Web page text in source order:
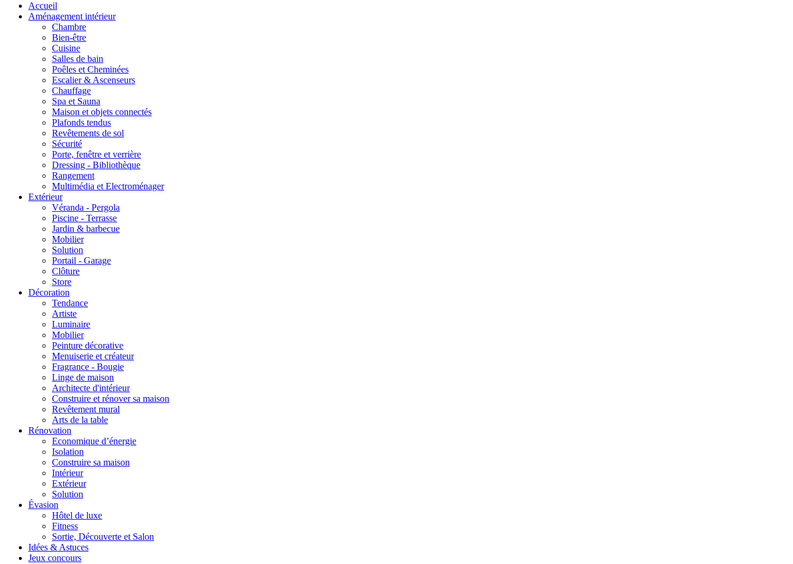
Accueil
Aménagement intérieur
Chambre
Bien-être
Cuisine
Salles de bain
Poêles et Cheminées
Escalier & Ascenseurs
Chauffage
Spa et Sauna
Maison et objets connectés
Plafonds tendus
Revêtements de sol
Sécurité
Porte, fenêtre et verrière
Dressing - Bibliothèque
Rangement
Multimédia et Electroménager
Extérieur
Véranda - Pergola
Piscine - Terrasse
Jardin & barbecue
Mobilier
Solution
Portail - Garage
Clôture
Store
Décoration
Tendance
Artiste
Luminaire
Mobilier
Peinture décorative
Menuiserie et créateur
Fragrance - Bougie
Linge de maison
Architecte d'intérieur
Construire et rénover sa maison
Revêtement mural
Arts de la table
Rénovation
Economique d’énergie
Isolation
Construire sa maison
Intérieur
Extérieur
Solution
Évasion
Hôtel de luxe
Fitness
Sortie, Découverte et Salon
Idées & Astuces
Jeux concours